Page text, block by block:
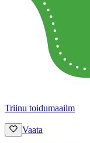
Triinu toidumaailm
Vaata